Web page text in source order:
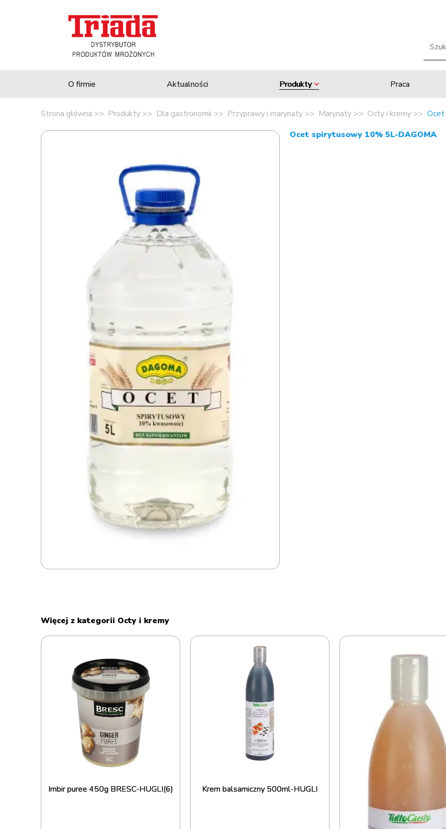
O firmie Aktualności Produkty Praca
Strona główna Produkty Dla gastronomii Przyprawy i marynaty Marynaty Octy i kremy
Ocet spirytusowy 10% 5L-DAGOMA
Więcej z kategorii Octy i kremy
Imbir puree 450g BRESC-HUGLI(6) Krem balsamiczny 500ml-HUGLI